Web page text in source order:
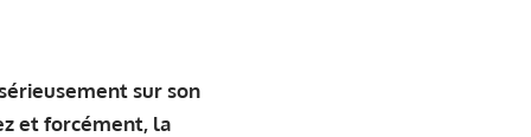
sur son
et forcément, la